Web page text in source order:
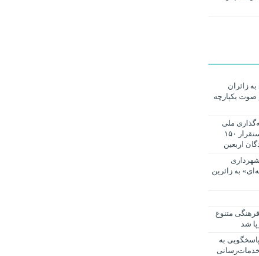
به زائران
صوت یکپارچه
ملی
برای خدمت‌رسانی به زائران است/استقرار ۱۵۰
اربعین
به زائرین
متنوع
شد
سامانه ۱۳۷ برای پاسخگویی به
خدمات‌رسانی